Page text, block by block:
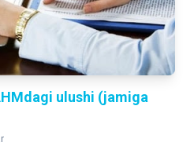
ulushi (jamiga